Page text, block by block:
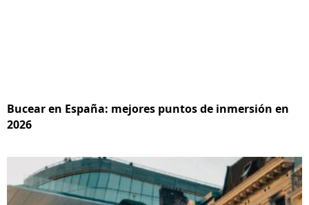
Bucear en España: mejores puntos de inmersión en
2026